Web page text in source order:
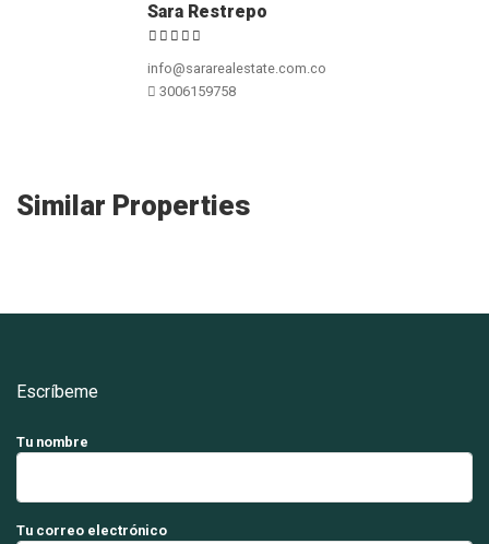
Sara Restrepo
info@sararealestate.com.co
3006159758
Similar Properties
Escríbeme
Tu nombre
Tu correo electrónico